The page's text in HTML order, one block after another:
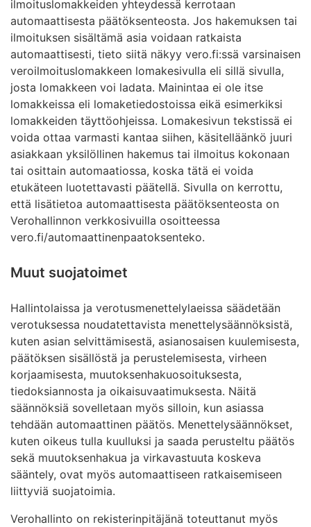
ilmoituslomakkeiden yhteydessä kerrotaan
automaattisesta päätöksenteosta. Jos hakemuksen tai
ilmoituksen sisältämä asia voidaan ratkaista
automaattisesti, tieto siitä näkyy vero.fi:ssä varsinaisen
veroilmoituslomakkeen lomakesivulla eli sillä sivulla,
josta lomakkeen voi ladata. Mainintaa ei ole itse
lomakkeissa eli lomaketiedostoissa eikä esimerkiksi
lomakkeiden täyttöohjeissa. Lomakesivun tekstissä ei
voida ottaa varmasti kantaa siihen, käsitelläänkö juuri
asiakkaan yksilöllinen hakemus tai ilmoitus kokonaan
tai osittain automaatiossa, koska tätä ei voida
etukäteen luotettavasti päätellä. Sivulla on kerrottu,
että lisätietoa automaattisesta päätöksenteosta on
Verohallinnon verkkosivuilla osoitteessa
vero.fi/automaattinenpaatoksenteko.
Muut suojatoimet
Hallintolaissa ja verotusmenettelylaeissa säädetään
verotuksessa noudatettavista menettelysäännöksistä,
kuten asian selvittämisestä, asianosaisen kuulemisesta,
päätöksen sisällöstä ja perustelemisesta, virheen
korjaamisesta, muutoksenhakuosoituksesta,
tiedoksiannosta ja oikaisuvaatimuksesta. Näitä
säännöksiä sovelletaan myös silloin, kun asiassa
tehdään automaattinen päätös. Menettelysäännökset,
kuten oikeus tulla kuulluksi ja saada perusteltu päätös
sekä muutoksenhakua ja virkavastuuta koskeva
sääntely, ovat myös automaattiseen ratkaisemiseen
liittyviä suojatoimia.
Verohallinto on rekisterinpitäjänä toteuttanut myös